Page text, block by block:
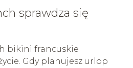
sprawdza się
bikini francuskie
Gdy planujesz urlop